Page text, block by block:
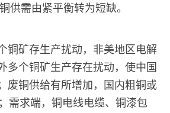
供需由紧平衡转为短缺。
矿存生产扰动，非美地区电解
多个铜矿生产存在扰动，使中国
废铜供给有所增加，国内粗铜或
需求端，铜电线电缆、铜漆包